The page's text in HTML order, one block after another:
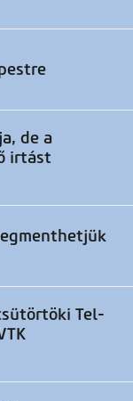
de a
irtást
Tel-